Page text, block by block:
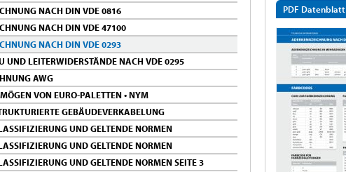
NACH DIN VDE 0816
NACH DIN VDE 47100
NACH DIN VDE 0293
UND LEITERWIDERSTÄNDE NACH VDE 0295
AWG
VON EURO-PALETTEN • NYM
GEBÄUDEVERKABELUNG
UND GELTENDE NORMEN
UND GELTENDE NORMEN
UND GELTENDE NORMEN SEITE 3
PDF Datenblatt